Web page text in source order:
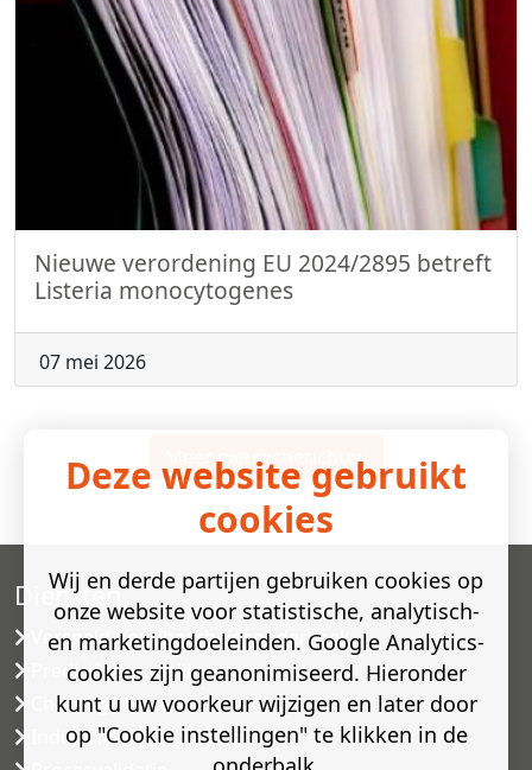
Nieuwe verordening EU 2024/2895 betreft
Listeria monocytogenes
07 mei 2026
Meer nieuwsberichten
Diensten
Versneld houdbaarheidsonderzoek
Predictive modelling
Challenge testen
Industriële microbiologie
Deze website gebruikt
cookies
Wij en derde partijen gebruiken cookies op
onze website voor statistische, analytisch-
en marketingdoeleinden. Google Analytics-
cookies zijn geanonimiseerd. Hieronder
kunt u uw voorkeur wijzigen en later door
op "Cookie instellingen" te klikken in de